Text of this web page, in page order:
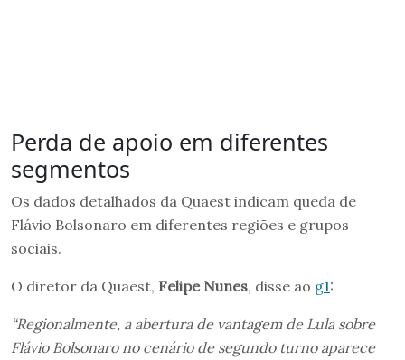
Perda de apoio em diferentes
segmentos
Os dados detalhados da Quaest indicam queda de
Flávio Bolsonaro em diferentes regiões e grupos
sociais.
O diretor da Quaest, Felipe Nunes, disse ao g1:
“Regionalmente, a abertura de vantagem de Lula sobre
Flávio Bolsonaro no cenário de segundo turno aparece